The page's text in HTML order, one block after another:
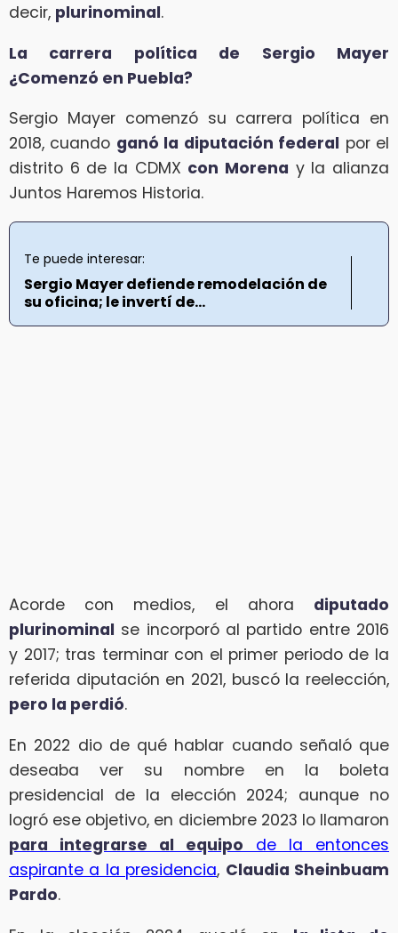
decir, plurinominal.
La carrera política de Sergio Mayer
¿Comenzó en Puebla?
Sergio Mayer comenzó su carrera política en
2018, cuando ganó la diputación federal por el
distrito 6 de la CDMX con Morena y la alianza
Juntos Haremos Historia.
Te puede interesar:
Sergio Mayer defiende remodelación de
su oficina; le invertí de...
Acorde con medios, el ahora diputado
plurinominal se incorporó al partido entre 2016
y 2017; tras terminar con el primer periodo de la
referida diputación en 2021, buscó la reelección,
pero la perdió.
En 2022 dio de qué hablar cuando señaló que
deseaba ver su nombre en la boleta
presidencial de la elección 2024; aunque no
logró ese objetivo, en diciembre 2023 lo llamaron
para integrarse al equipo de la entonces
aspirante a la presidencia, Claudia Sheinbuam
Pardo.